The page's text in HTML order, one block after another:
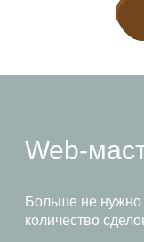
Web-
Больше не нужно
количество